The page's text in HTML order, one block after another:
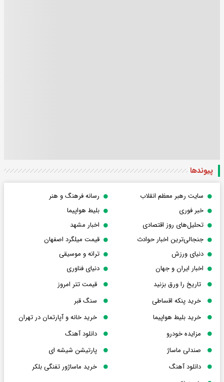
پیوندها
سایت رهبر معظم انقلاب
رسانه فرهنگ و هنر
خبر فوری
بلیط هواپیما
تحلیل‌های روز اقتصادی
اخبار مشهد
جنجالی‌ترین اخبار حوادث
قیمت میلگرد اصفهان
دنیای ورزش
ترانه و موسیقی
اخبار ایران و جهان
دنیای فناوری
تاریخ را ورق بزنید
قیمت تتر امروز
خرید پنکه اقساطی
سنگ قبر
خرید بلیط هواپیما
خرید خانه و آپارتمان در تهران
مزایده خودرو
دانلود آهنگ
صندلی ماساژ
پارتیشن شیشه ای
دانلود آهنگ
خرید ماساژور تفنگی بلکر